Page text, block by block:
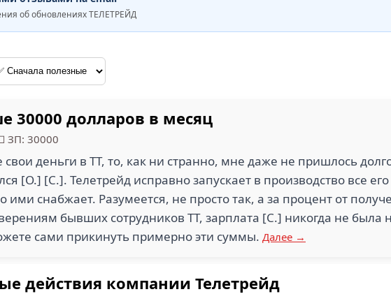
об обновлениях ТЕЛЕТРЕЙД
30000 долларов в месяц
ЗП: 30000
свои деньги в ТТ, то, как ни странно, мне даже не пришлось долго
[О.] [С.]. Телетрейд исправно запускает в производство все
ими снабжает. Разумеется, не просто так, а за процент от
бывших сотрудников ТТ, зарплата [С.] никогда не
сами прикинуть примерно эти суммы. Далее →
действия компании Телетрейд